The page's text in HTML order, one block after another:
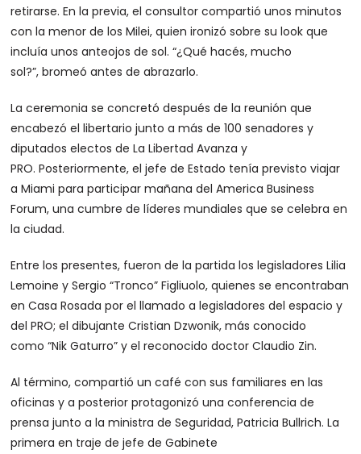
retirarse. En la previa, el consultor compartió unos minutos
con la menor de los Milei, quien ironizó sobre su look que
incluía unos anteojos de sol. “¿Qué hacés, mucho
sol?”, bromeó antes de abrazarlo.
La ceremonia se concretó después de la reunión que
encabezó el libertario junto a más de 100 senadores y
diputados electos de La Libertad Avanza y
PRO. Posteriormente, el jefe de Estado tenía previsto viajar
a Miami para participar mañana del America Business
Forum, una cumbre de líderes mundiales que se celebra en
la ciudad.
Entre los presentes, fueron de la partida los legisladores Lilia
Lemoine y Sergio “Tronco” Figliuolo, quienes se encontraban
en Casa Rosada por el llamado a legisladores del espacio y
del PRO; el dibujante Cristian Dzwonik, más conocido
como “Nik Gaturro” y el reconocido doctor Claudio Zin.
Al término, compartió un café con sus familiares en las
oficinas y a posterior protagonizó una conferencia de
prensa junto a la ministra de Seguridad, Patricia Bullrich. La
primera en traje de jefe de Gabinete